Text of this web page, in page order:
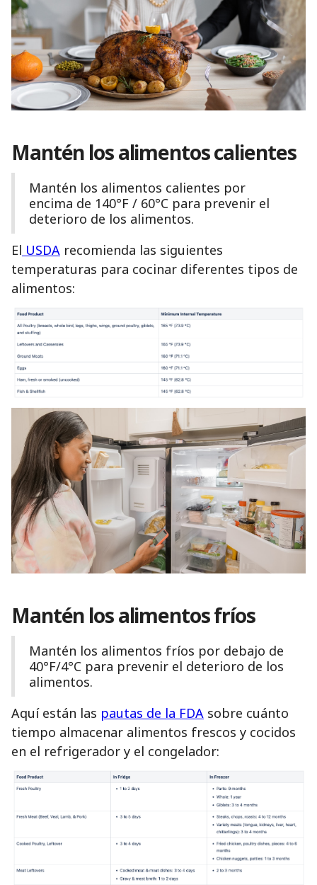
Mantén los alimentos calientes
Mantén los alimentos calientes por
encima de 140°F / 60°C para prevenir el
deterioro de los alimentos.
El USDA recomienda las siguientes
temperaturas para cocinar diferentes tipos de
alimentos:
Mantén los alimentos fríos
Mantén los alimentos fríos por debajo de
40°F/4°C para prevenir el deterioro de los
alimentos.
Aquí están las pautas de la FDA sobre cuánto
tiempo almacenar alimentos frescos y cocidos
en el refrigerador y el congelador: